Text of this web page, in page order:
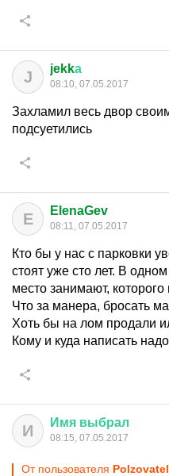
J jekkа
08:10, 07.05.2017
Захламил весь двор
подсуетились
E ElenaGev
08:11, 07.05.2017
Кто бы у нас с парковки
стоят уже сто лет. В
место занимают, которого
Что за манера, бросать
Хоть бы на лом продали
Кому и куда написать
И Имя выбрал
08:15, 07.05.2017
От пользователя